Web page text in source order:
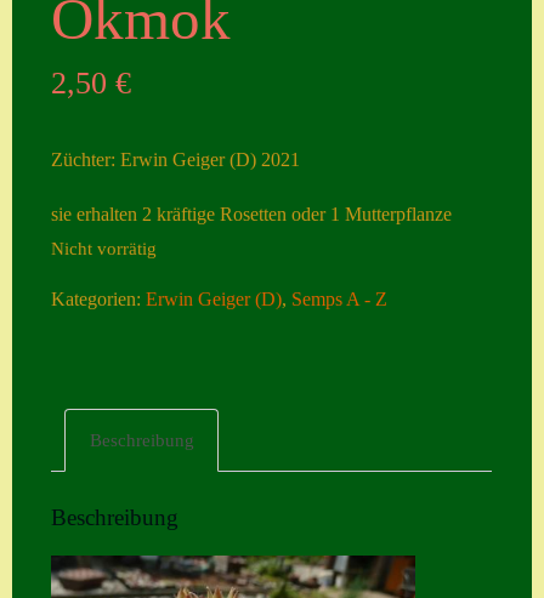
ngen
Neuheiten
Home
Okmok
2,50€
Züchter: Erwin Geiger (D) 2021
sie erhalten 2 kräftige Rosetten oder 1 Mutterpflanze
Nicht vorrätig
Kategorien:Erwin Geiger (D), Semps A - Z
Beschreibung
Beschreibung